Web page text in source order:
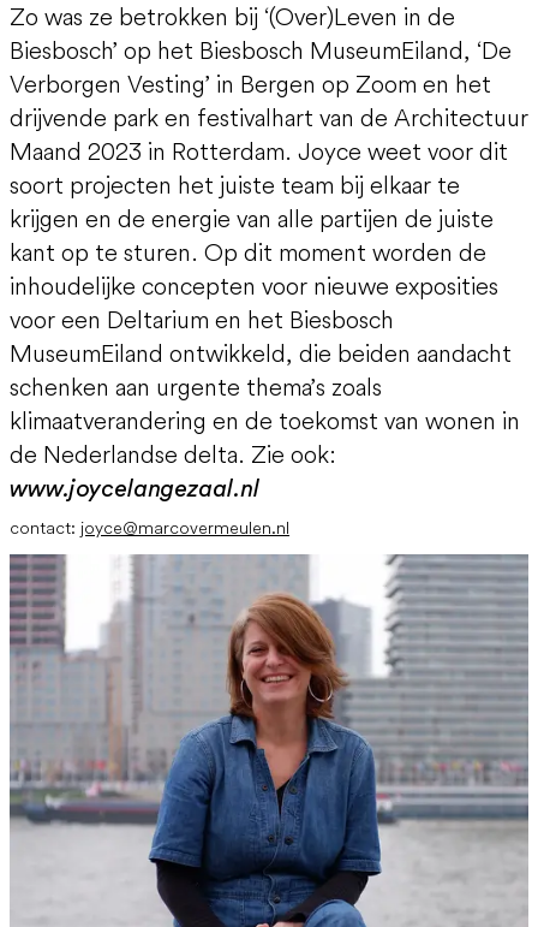
Zo was ze betrokken bij ‘(Over)Leven in de
Biesbosch’ op het Biesbosch MuseumEiland, ‘De
Verborgen Vesting’ in Bergen op Zoom en het
drijvende park en festivalhart van de Architectuur
Maand 2023 in Rotterdam. Joyce weet voor dit
soort projecten het juiste team bij elkaar te
krijgen en de energie van alle partijen de juiste
kant op te sturen. Op dit moment worden de
inhoudelijke concepten voor nieuwe exposities
voor een Deltarium en het Biesbosch
MuseumEiland ontwikkeld, die beiden aandacht
schenken aan urgente thema’s zoals
klimaatverandering en de toekomst van wonen in
de Nederlandse delta. Zie ook:
www.joycelangezaal.nl
contact: joyce@marcovermeulen.nl